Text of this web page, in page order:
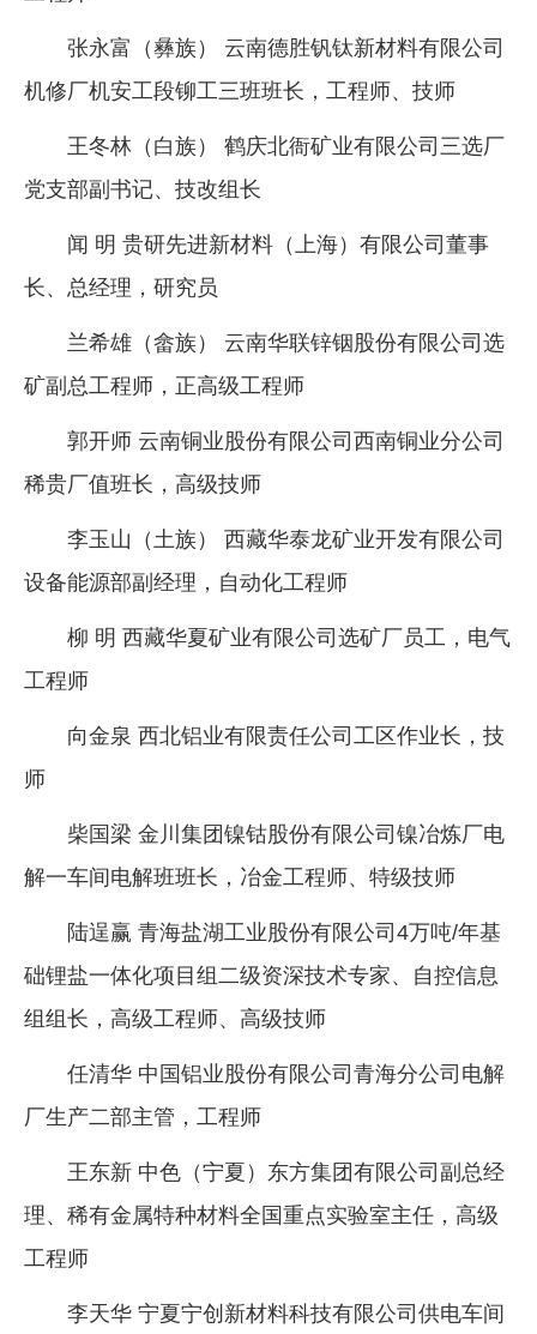
张永富（彝族） 云南德胜钒钛新材料有限公司
机修厂机安工段铆工三班班长，工程师、技师
王冬林（白族） 鹤庆北衙矿业有限公司三选厂
党支部副书记、技改组长
闻 明 贵研先进新材料（上海）有限公司董事
长、总经理，研究员
兰希雄（畲族） 云南华联锌铟股份有限公司选
矿副总工程师，正高级工程师
郭开师 云南铜业股份有限公司西南铜业分公司
稀贵厂值班长，高级技师
李玉山（土族） 西藏华泰龙矿业开发有限公司
设备能源部副经理，自动化工程师
柳 明 西藏华夏矿业有限公司选矿厂员工，电气
工程师
向金泉 西北铝业有限责任公司工区作业长，技
师
柴国梁 金川集团镍钴股份有限公司镍冶炼厂电
解一车间电解班班长，冶金工程师、特级技师
陆逞赢 青海盐湖工业股份有限公司4万吨/年基
础锂盐一体化项目组二级资深技术专家、自控信息
组组长，高级工程师、高级技师
任清华 中国铝业股份有限公司青海分公司电解
厂生产二部主管，工程师
王东新 中色（宁夏）东方集团有限公司副总经
理、稀有金属特种材料全国重点实验室主任，高级
工程师
李天华 宁夏宁创新材料科技有限公司供电车间